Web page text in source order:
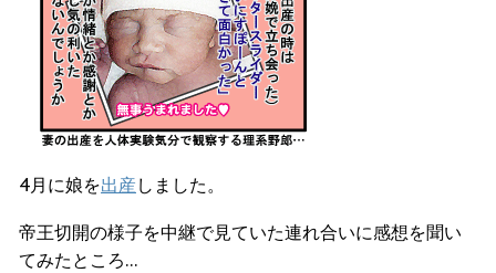
4月に娘を出産 しました。
帝王切開の様子を中継で見ていた連れ合いに感想を聞い
てみたところ…